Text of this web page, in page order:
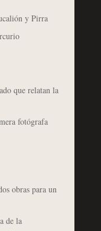
y Pirra
que relatan la
fotógrafa
obras para un
de la